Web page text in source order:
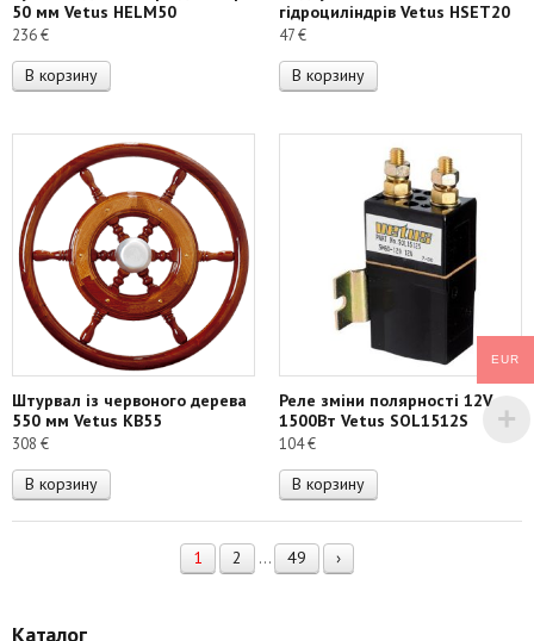
50 мм Vetus HELM50
236€
В корзину
гідроциліндрів Vetus HSET20
47€
В корзину
Штурвал із червоного дерева
550 мм Vetus КB55
308 €
В корзину
Реле зміни полярності 12V
1500Вт Vetus SOL1512S
104€
В корзину
1 2 … 49 ›
Каталог
EUR